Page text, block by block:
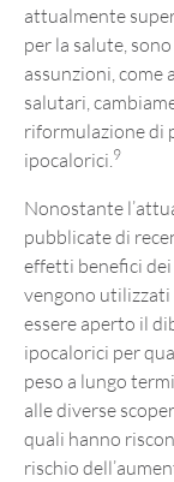
attualmente
per la salute,
assunzioni, come
salutari,
riformulazione di
ipocalorici. 9
Nonostante
pubblicate di
effetti benefici
vengono utilizzati
essere aperto il
ipocalorici per
peso a lungo
alle diverse
quali hanno
rischio